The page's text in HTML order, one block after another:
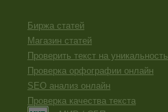
Биржа статей
Магазин статей
Проверить текст на уникальность
Проверка орфографии онлайн
SEO анализ онлайн
Проверка качества текста